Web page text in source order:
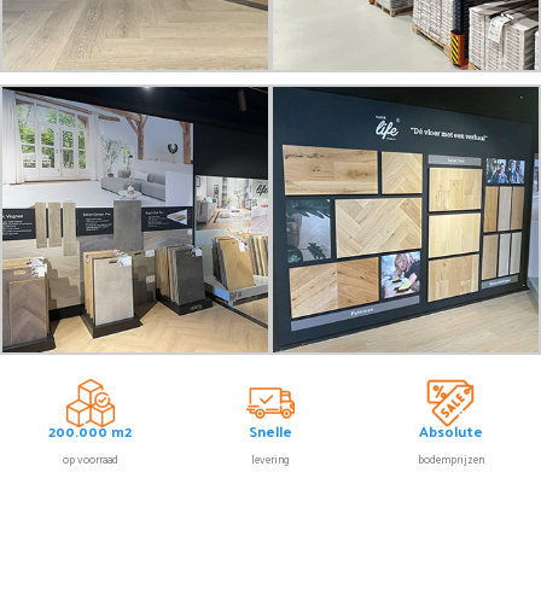
200.000 m2
op voorraad
Snelle
levering
Absolute
bodemprijzen